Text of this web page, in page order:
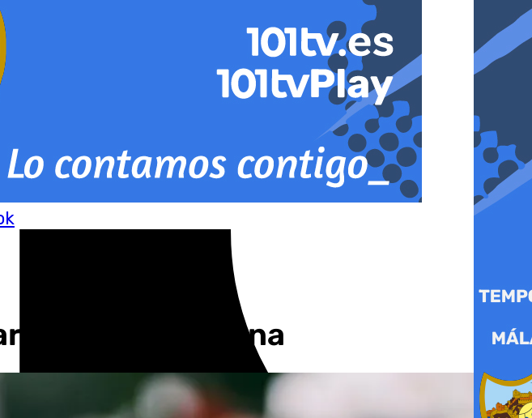
el fin de semana